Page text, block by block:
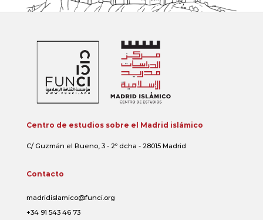
Centro de estudios sobre el Madrid islámico
C/ Guzmán el Bueno, 3 - 2º dcha - 28015 Madrid
Contacto
madridislamico@funci.org
+34 91 543 46 73